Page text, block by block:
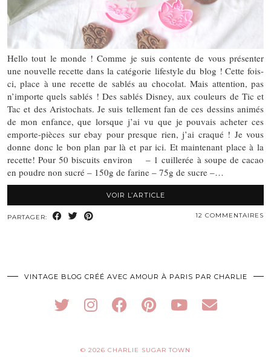
Hello tout le monde ! Comme je suis contente de vous présenter
une nouvelle recette dans la catégorie lifestyle du blog ! Cette fois-
ci, place à une recette de sablés au chocolat. Mais attention, pas
n’importe quels sablés ! Des sablés Disney, aux couleurs de Tic et
Tac et des Aristochats. Je suis tellement fan de ces dessins animés
de mon enfance, que lorsque j’ai vu que je pouvais acheter ces
emporte-pièces sur ebay pour presque rien, j’ai craqué ! Je vous
donne donc le bon plan par là et par ici. Et maintenant place à la
recette! Pour 50 biscuits environ – 1 cuillerée à soupe de cacao
en poudre non sucré – 150g de farine – 75g de sucre –…
VOIR L’ARTICLE
PARTAGER: 12 COMMENTAIRES
VINTAGE BLOG CRÉÉ AVEC AMOUR À PARIS PAR CHARLIE
© 2026 CHARLIE SUGAR TOWN